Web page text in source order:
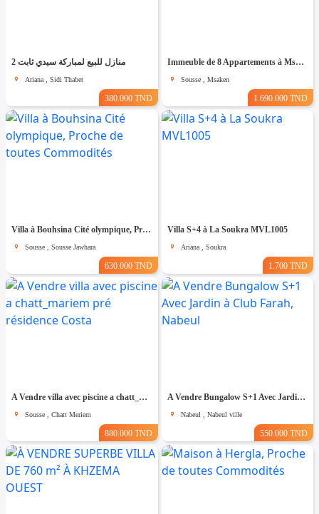
2 منازل للبيع لمباركة سيدي ثابت
Ariana , Sidi Thabet
380.000 TND
Immeuble de 8 Appartements à Msaken Nouvelle Construction
Sousse , Msaken
1.690.000 TND
Villa à Bouhsina Cité olympique, Proche de toutes Commodités
Sousse , Sousse Jawhara
630.000 TND
Villa S+4 à La Soukra MVL1005
Ariana , Soukra
1.700 TND
A Vendre villa avec piscine a chatt_mariem pré résidence Costa
Sousse , Chatt Meriem
880.000 TND
A Vendre Bungalow S+1 Avec Jardin à Club Farah, Nabeul
Nabeul , Nabeul ville
550.000 TND